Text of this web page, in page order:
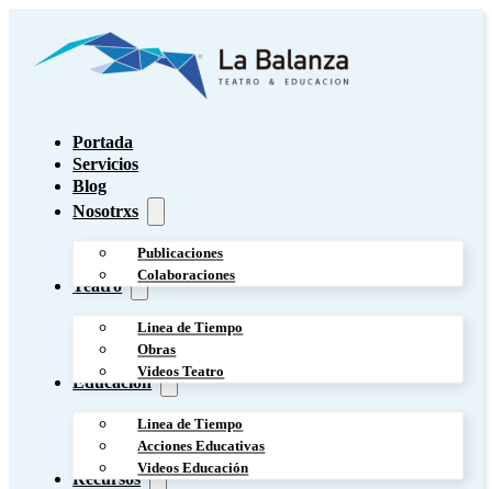
Portada
Servicios
Blog
Nosotrxs
Publicaciones
Colaboraciones
Teatro
Linea de Tiempo
Obras
Videos Teatro
Educación
Linea de Tiempo
Acciones Educativas
Videos Educación
Recursos